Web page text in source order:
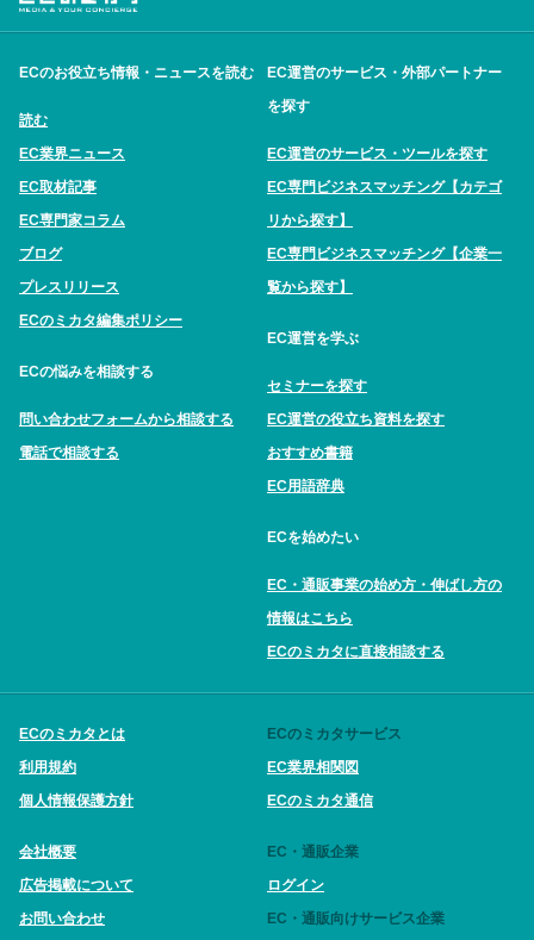
ECのお役立ち情報・ニュースを読む
読む
EC業界ニュース
EC取材記事
EC専門家コラム
ブログ
プレスリリース
ECのミカタ編集ポリシー
ECの悩みを相談する
問い合わせフォームから相談する
電話で相談する
EC運営のサービス・外部パートナー
を探す
EC運営のサービス・ツールを探す
EC専門ビジネスマッチング【カテゴ
リから探す】
EC専門ビジネスマッチング【企業一
覧から探す】
EC運営を学ぶ
セミナーを探す
EC運営の役立ち資料を探す
おすすめ書籍
EC用語辞典
ECを始めたい
EC・通販事業の始め方・伸ばし方の
情報はこちら
ECのミカタに直接相談する
ECのミカタとは
利用規約
個人情報保護方針
会社概要
広告掲載について
お問い合わせ
ECのミカタサービス
EC業界相関図
ECのミカタ通信
EC・通販企業
ログイン
EC・通販向けサービス企業